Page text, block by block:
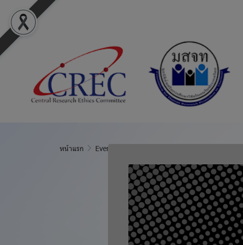
หน้าแรก Event Calendar
แชร์ #Meeting: MOH
1 ก.ค. 2569